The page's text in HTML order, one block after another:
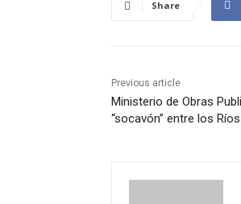
Share
Previous article
Ministerio de Obras
“socavón” entre los